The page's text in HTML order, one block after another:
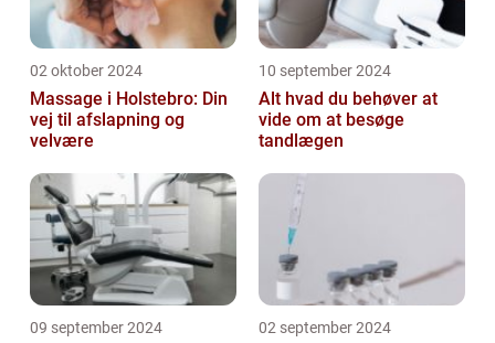
02 oktober 2024
Massage i Holstebro: Din
vej til afslapning og
velvære
10 september 2024
Alt hvad du behøver at
vide om at besøge
tandlægen
09 september 2024 02 september 2024